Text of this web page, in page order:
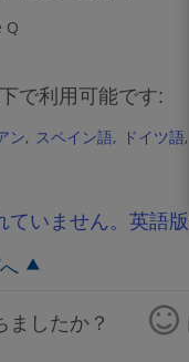
Q
ン スペイン語 ドイツ語
ていません。英語
ましたか？